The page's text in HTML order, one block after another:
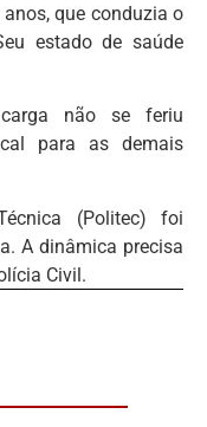
que conduzia o
estado de saúde
não se feriu
para as demais
(Politec) foi
A dinâmica precisa
Civil.